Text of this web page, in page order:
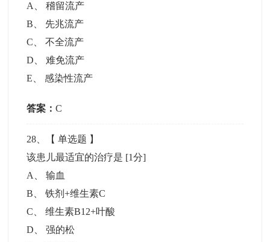
A
、稽留流产
B
先兆流产
C 、不全流产
D 、难免流产
E 、感染性流产
答案：C
28 、【单选题 】
该患儿最适宜的治疗是 [1分]
A
、输血
B 、铁剂+维生素C
C 、维生素B12+叶酸
D 、强的松